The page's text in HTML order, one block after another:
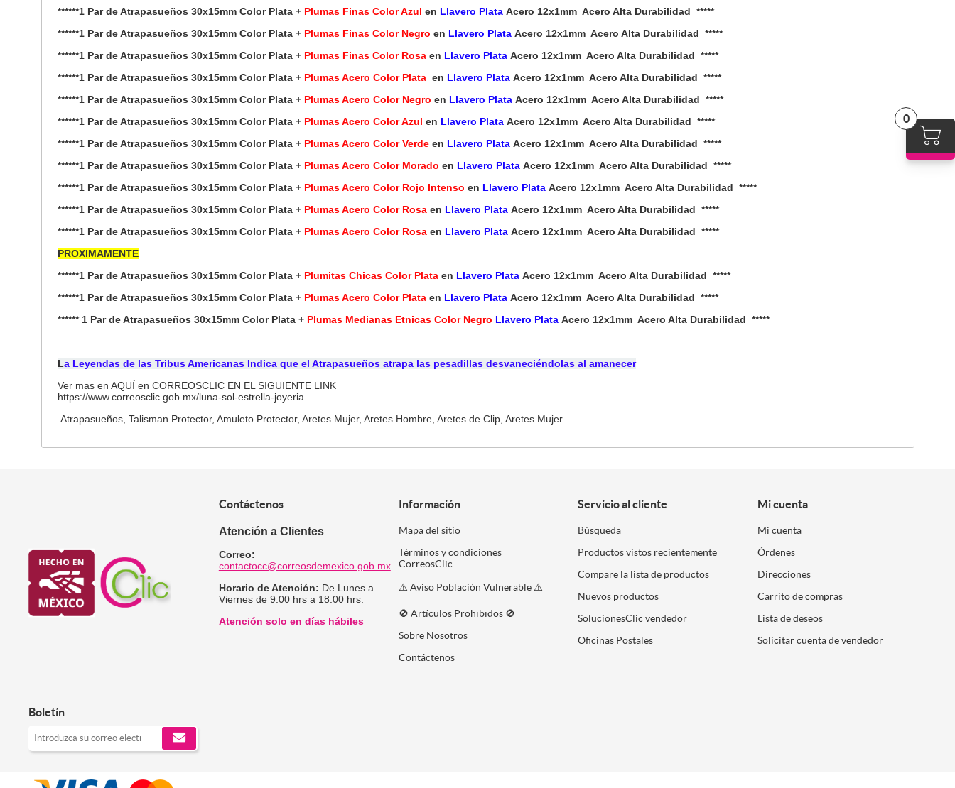
0
******1 Par de Atrapasueños 30x15mm Color Plata + Plumas Finas Color Azul en Llavero PlataAcero 12x1mm Acero Alta Durabilidad *****
******1 Par de Atrapasueños 30x15mm Color Plata + Plumas Finas Color Negro en Llavero PlataAcero 12x1mm Acero Alta Durabilidad *****
******1 Par de Atrapasueños 30x15mm Color Plata + Plumas Finas Color Rosaen Llavero PlataAcero 12x1mm Acero Alta Durabilidad *****
******1 Par de Atrapasueños 30x15mm Color Plata + Plumas Acero Color Plata en Llavero PlataAcero 12x1mm Acero Alta Durabilidad *****
******1 Par de Atrapasueños 30x15mm Color Plata + Plumas Acero Color Negro en Llavero PlataAcero 12x1mm Acero Alta Durabilidad *****
******1 Par de Atrapasueños 30x15mm Color Plata + Plumas Acero Color Azul en Llavero PlataAcero 12x1mm Acero Alta Durabilidad *****
******1 Par de Atrapasueños 30x15mm Color Plata + Plumas Acero Color Verdeen Llavero PlataAcero 12x1mm Acero Alta Durabilidad *****
******1 Par de Atrapasueños 30x15mm Color Plata + Plumas Acero Color Morado en Llavero PlataAcero 12x1mm Acero Alta Durabilidad *****
******1 Par de Atrapasueños 30x15mm Color Plata + Plumas Acero Color Rojo Intenso en Llavero PlataAcero 12x1mm Acero Alta Durabilidad *****
******1 Par de Atrapasueños 30x15mm Color Plata + Plumas Acero Color Rosa en Llavero PlataAcero 12x1mm Acero Alta Durabilidad *****
******1 Par de Atrapasueños 30x15mm Color Plata + Plumas Acero Color Rosa en Llavero PlataAcero 12x1mm Acero Alta Durabilidad *****
PROXIMAMENTE
******1 Par de Atrapasueños 30x15mm Color Plata +Plumitas Chicas Color Plata en Llavero PlataAcero 12x1mm Acero Alta Durabilidad *****
******1 Par de Atrapasueños 30x15mm Color Plata + Plumas Acero Color Plata en Llavero PlataAcero 12x1mm Acero Alta Durabilidad *****
****** 1 Par de Atrapasueños 30x15mm Color Plata + Plumas Medianas Etnicas Color Negro Llavero PlataAcero 12x1mm Acero Alta Durabilidad *****
La Leyendas de las Tribus Americanas Indica que el Atrapasueños atrapa las pesadillas desvaneciéndolas al amanecer
Ver mas en AQUÍ en CORREOSCLIC EN EL SIGUIENTE LINK
https://www.correosclic.gob.mx/luna-sol-estrella-joyeria
Atrapasueños, Talisman Protector, Amuleto Protector, Aretes Mujer, Aretes Hombre, Aretes de Clip, Aretes Mujer
Boletín
Contáctenos
Atención a Clientes
Correo:
contactocc@correosdemexico.gob.mx
Horario de Atención: De Lunes a
Viernes de 9:00 hrs a 18:00 hrs.
Atención solo en días hábiles
Información
Mapa del sitio
Términos y condiciones
CorreosClic
⚠️ Aviso Población Vulnerable ⚠️
🚫 Artículos Prohibidos 🚫
Sobre Nosotros
Contáctenos
Servicio al cliente
Búsqueda
Productos vistos recientemente
Compare la lista de productos
Nuevos productos
SolucionesClic vendedor
Oficinas Postales
Mi cuenta
Mi cuenta
Órdenes
Direcciones
Carrito de compras
Lista de deseos
Solicitar cuenta de vendedor